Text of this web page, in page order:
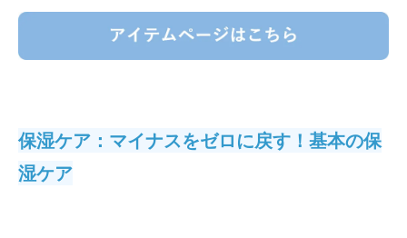
保湿ケア：マイナスをゼロに戻す！基本の保
湿ケア